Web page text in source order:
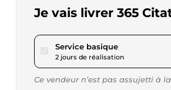
Je vais livrer 365
Service basiquepour 17,29 $US
2 jours de réalisation
Ce vendeur n’est pas assujetti à la